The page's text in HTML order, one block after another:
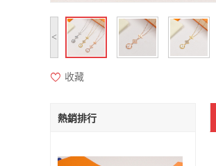
<
收藏
熱銷排行